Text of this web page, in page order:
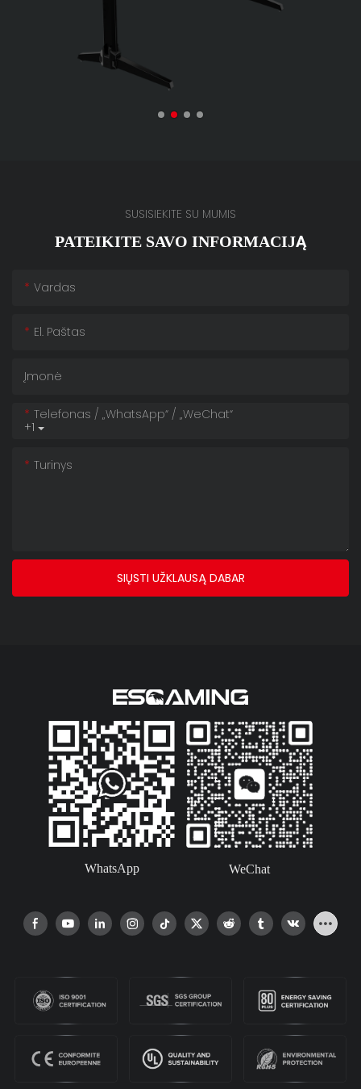
SUSISIEKITE SU MUMIS
PATEIKITE SAVO INFORMACIJĄ
Vardas
El. Paštas
Įmonė
+1
Telefonas / „WhatsApp“ / „WeChat“
Turinys
SIŲSTI UŽKLAUSĄ DABAR
WhatsApp WeChat